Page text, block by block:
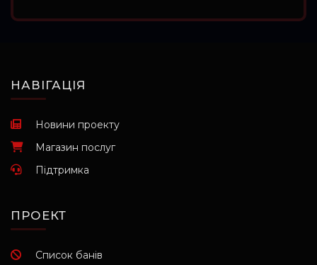
НАВІГАЦІЯ
Новини проекту
Магазин послуг
Підтримка
ПРОЕКТ
Список банів